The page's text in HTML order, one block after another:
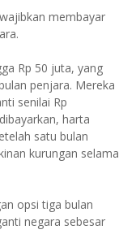
membayar
Rp 50 juta, yang
penjara. Mereka
senilai Rp
harta
satu bulan
kurungan selama
opsi tiga bulan
negara sebesar